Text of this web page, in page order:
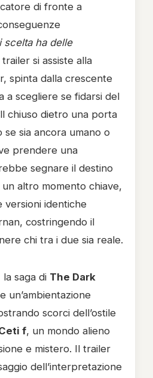
di fronte a
scelta ha delle
si assiste alla
spinta dalla crescente
a scegliere se fidarsi del
chiuso dietro una porta
se sia ancora umano o
prendere una
segnare il destino
un altro momento chiave,
versioni identiche
costringendo il
chi tra i due sia reale.
saga di The Dark
un’ambientazione
scorci dell’ostile
f, un mondo alieno
e mistero. Il trailer
dell’interpretazione